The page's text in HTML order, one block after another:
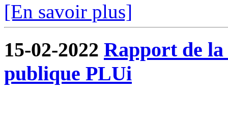
[En savoir plus]
15-02-2022 Rapport de
publique PLUi